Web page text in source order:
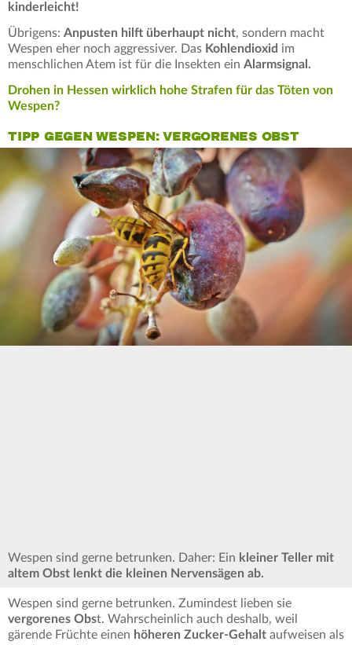
kinderleicht!
Übrigens: Anpusten hilft überhaupt nicht, sondern macht
Wespen eher noch aggressiver. Das Kohlendioxid im
menschlichen Atem ist für die Insekten ein Alarmsignal.
Drohen in Hessen wirklich hohe Strafen für das Töten von
Wespen?
TIPP GEGEN WESPEN: VERGORENES OBST
Wespen sind gerne betrunken. Daher: Ein kleiner Teller mit
altem Obst lenkt die kleinen Nervensägen ab.
Wespen sind gerne betrunken. Zumindest lieben sie
vergorenes Obst. Wahrscheinlich auch deshalb, weil
gärende Früchte einen höheren Zucker-Gehalt aufweisen als